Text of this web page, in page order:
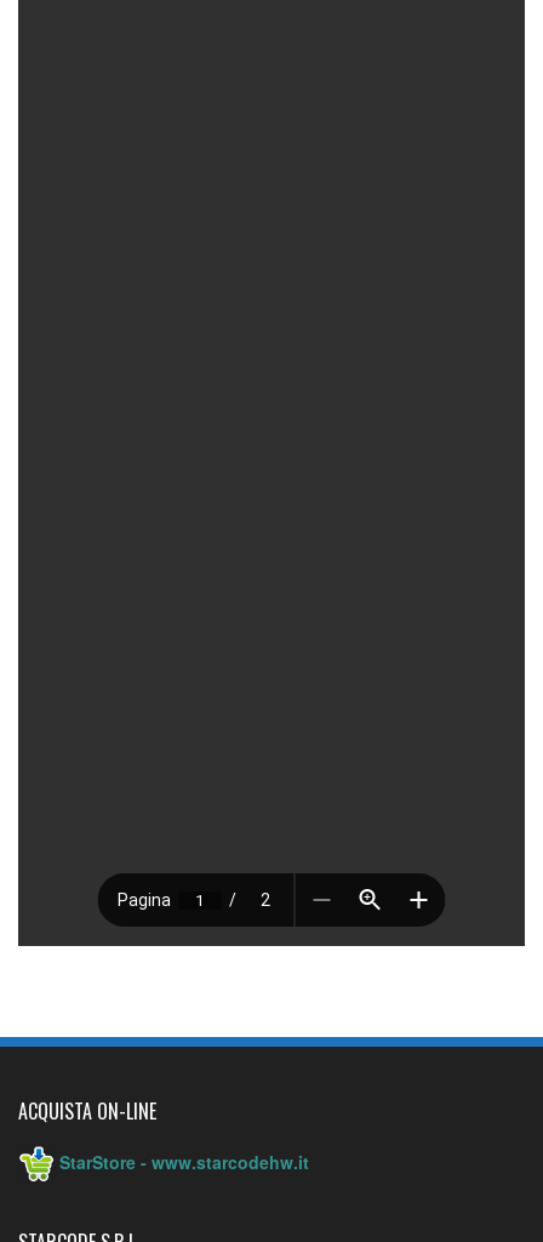
ACQUISTA ON-LINE
StarStore - www.starcodehw.it